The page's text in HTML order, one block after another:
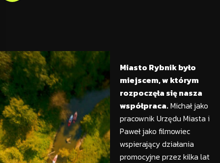
Miasto Rybnik było
miejscem, w którym
rozpoczęła się nasza
współpraca.Michał jako
pracownik Urzędu Miasta i
Paweł jako filmowiec
wspierający działania
promocyjne przez kilka lat